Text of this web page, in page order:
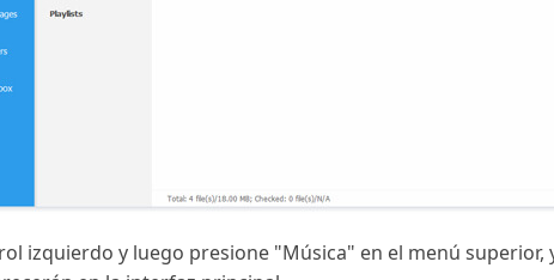
izquierdo y luego presione "Música" en el menú superior,